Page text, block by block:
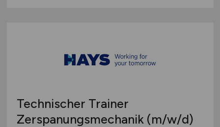
Technischer Trainer
Zerspanungsmechanik (m/w/d)